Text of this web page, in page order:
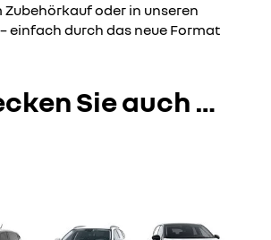
Zubehörkauf oder in unseren
einfach durch das neue Format
Sie auch …